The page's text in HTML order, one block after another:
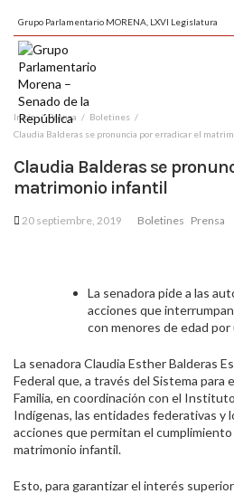
Grupo Parlamentario MORENA, LXVI Legislatura
Inicio Prensa
Boletines
Claudia Balderas se pronuncia por erradicar el
Claudia Balderas se
matrimonio infantil
20 septiembre, 2019 Boletines Prensa
La senadora pide a las
acciones que
con menores de edad
La senadora Claudia Esther Balderas
Federal que, a través del Sistema para
Familia, en coordinación con el
Indígenas, las entidades federativas y
acciones que permitan el
matrimonio infantil.
Esto, para garantizar el interés